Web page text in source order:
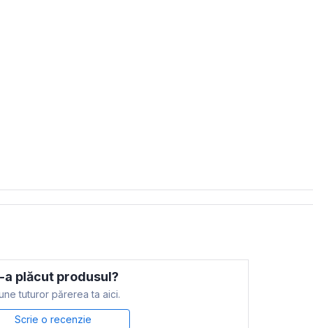
a plăcut produsul?
tuturor părerea ta aici.
Scrie o recenzie